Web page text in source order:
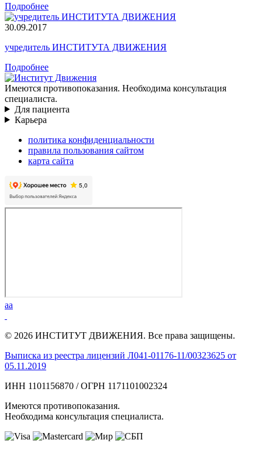
Подробнее
30.09.2017
учредитель ИНСТИТУТА ДВИЖЕНИЯ
Подробнее
Имеются противопоказания. Необходима консультация
специалиста.
Для пациента
Карьера
политика конфиденциальности
правила пользования сайтом
карта сайта
aa
© 2026 ИНСТИТУТ ДВИЖЕНИЯ. Все права защищены.
Выписка из реестра лицензий Л041-01176-11/00323625 от
05.11.2019
ИНН 1101156870 / ОГРН 1171101002324
Имеются противопоказания.
Необходима консультация специалиста.